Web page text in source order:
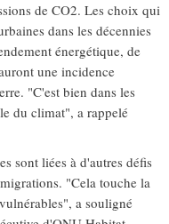
de CO2. Les choix qui
dans les décennies
énergétique, de
une incidence
"C'est bien dans les
du climat", a rappelé
sont liées à d'autres défis
"Cela touche la
a souligné